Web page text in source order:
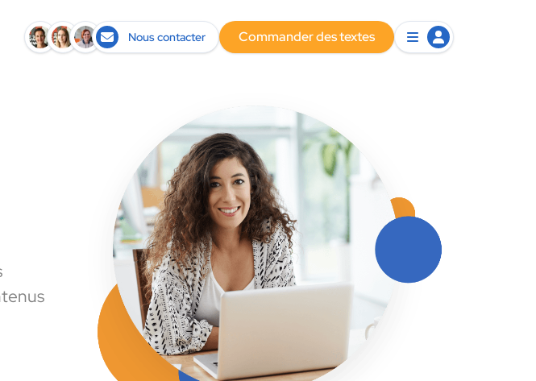
Nous contacter Commander des textes